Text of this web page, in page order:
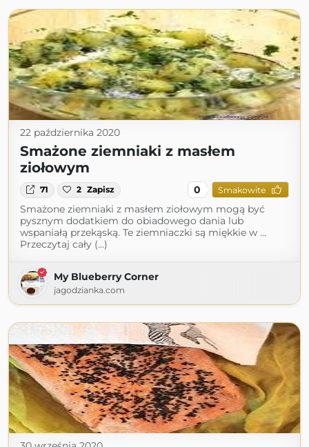
22 października 2020
Smażone ziemniaki z masłem
ziołowym
71 2 Zapisz 0 Smakowite
Smażone ziemniaki z masłem ziołowym mogą być
pysznym dodatkiem do obiadowego dania lub
wspaniałą przekąską. Te ziemniaczki są miękkie w …
Przeczytaj cały (...)
My Blueberry Corner
jagodzianka.com